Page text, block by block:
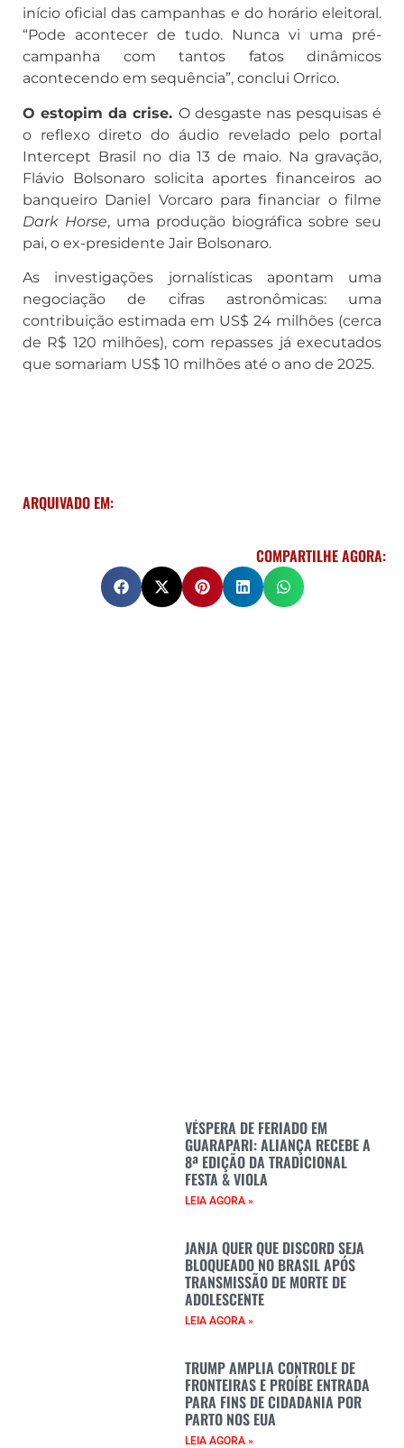
início oficial das campanhas e do horário eleitoral.
“Pode acontecer de tudo. Nunca vi uma pré-
campanha com tantos fatos dinâmicos
acontecendo em sequência”, conclui Orrico.
O estopim da crise. O desgaste nas pesquisas é
o reflexo direto do áudio revelado pelo portal
Intercept Brasil no dia 13 de maio. Na gravação,
Flávio Bolsonaro solicita aportes financeiros ao
banqueiro Daniel Vorcaro para financiar o filme
Dark Horse, uma produção biográfica sobre seu
pai, o ex-presidente Jair Bolsonaro.
As investigações jornalísticas apontam uma
negociação de cifras astronômicas: uma
contribuição estimada em US$ 24 milhões (cerca
de R$ 120 milhões), com repasses já executados
que somariam US$ 10 milhões até o ano de 2025.
ARQUIVADO EM:
COMPARTILHE AGORA:
VÉSPERA DE FERIADO EM
GUARAPARI: ALIANÇA RECEBE A
8ª EDIÇÃO DA TRADICIONAL
FESTA & VIOLA
LEIA AGORA »
JANJA QUER QUE DISCORD SEJA
BLOQUEADO NO BRASIL APÓS
TRANSMISSÃO DE MORTE DE
ADOLESCENTE
LEIA AGORA »
TRUMP AMPLIA CONTROLE DE
FRONTEIRAS E PROÍBE ENTRADA
PARA FINS DE CIDADANIA POR
PARTO NOS EUA
LEIA AGORA »